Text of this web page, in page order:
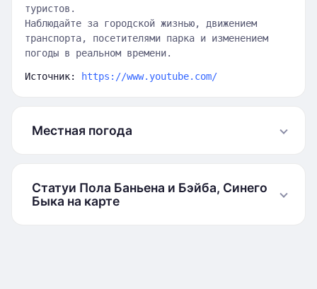
туристов.
Наблюдайте за городской жизнью, движением
транспорта, посетителями парка и изменением
погоды в реальном времени.
Источник: https://www.youtube.com/
Местная погода
Статуи Пола Баньена и Бэйба, Синего
Быка на карте